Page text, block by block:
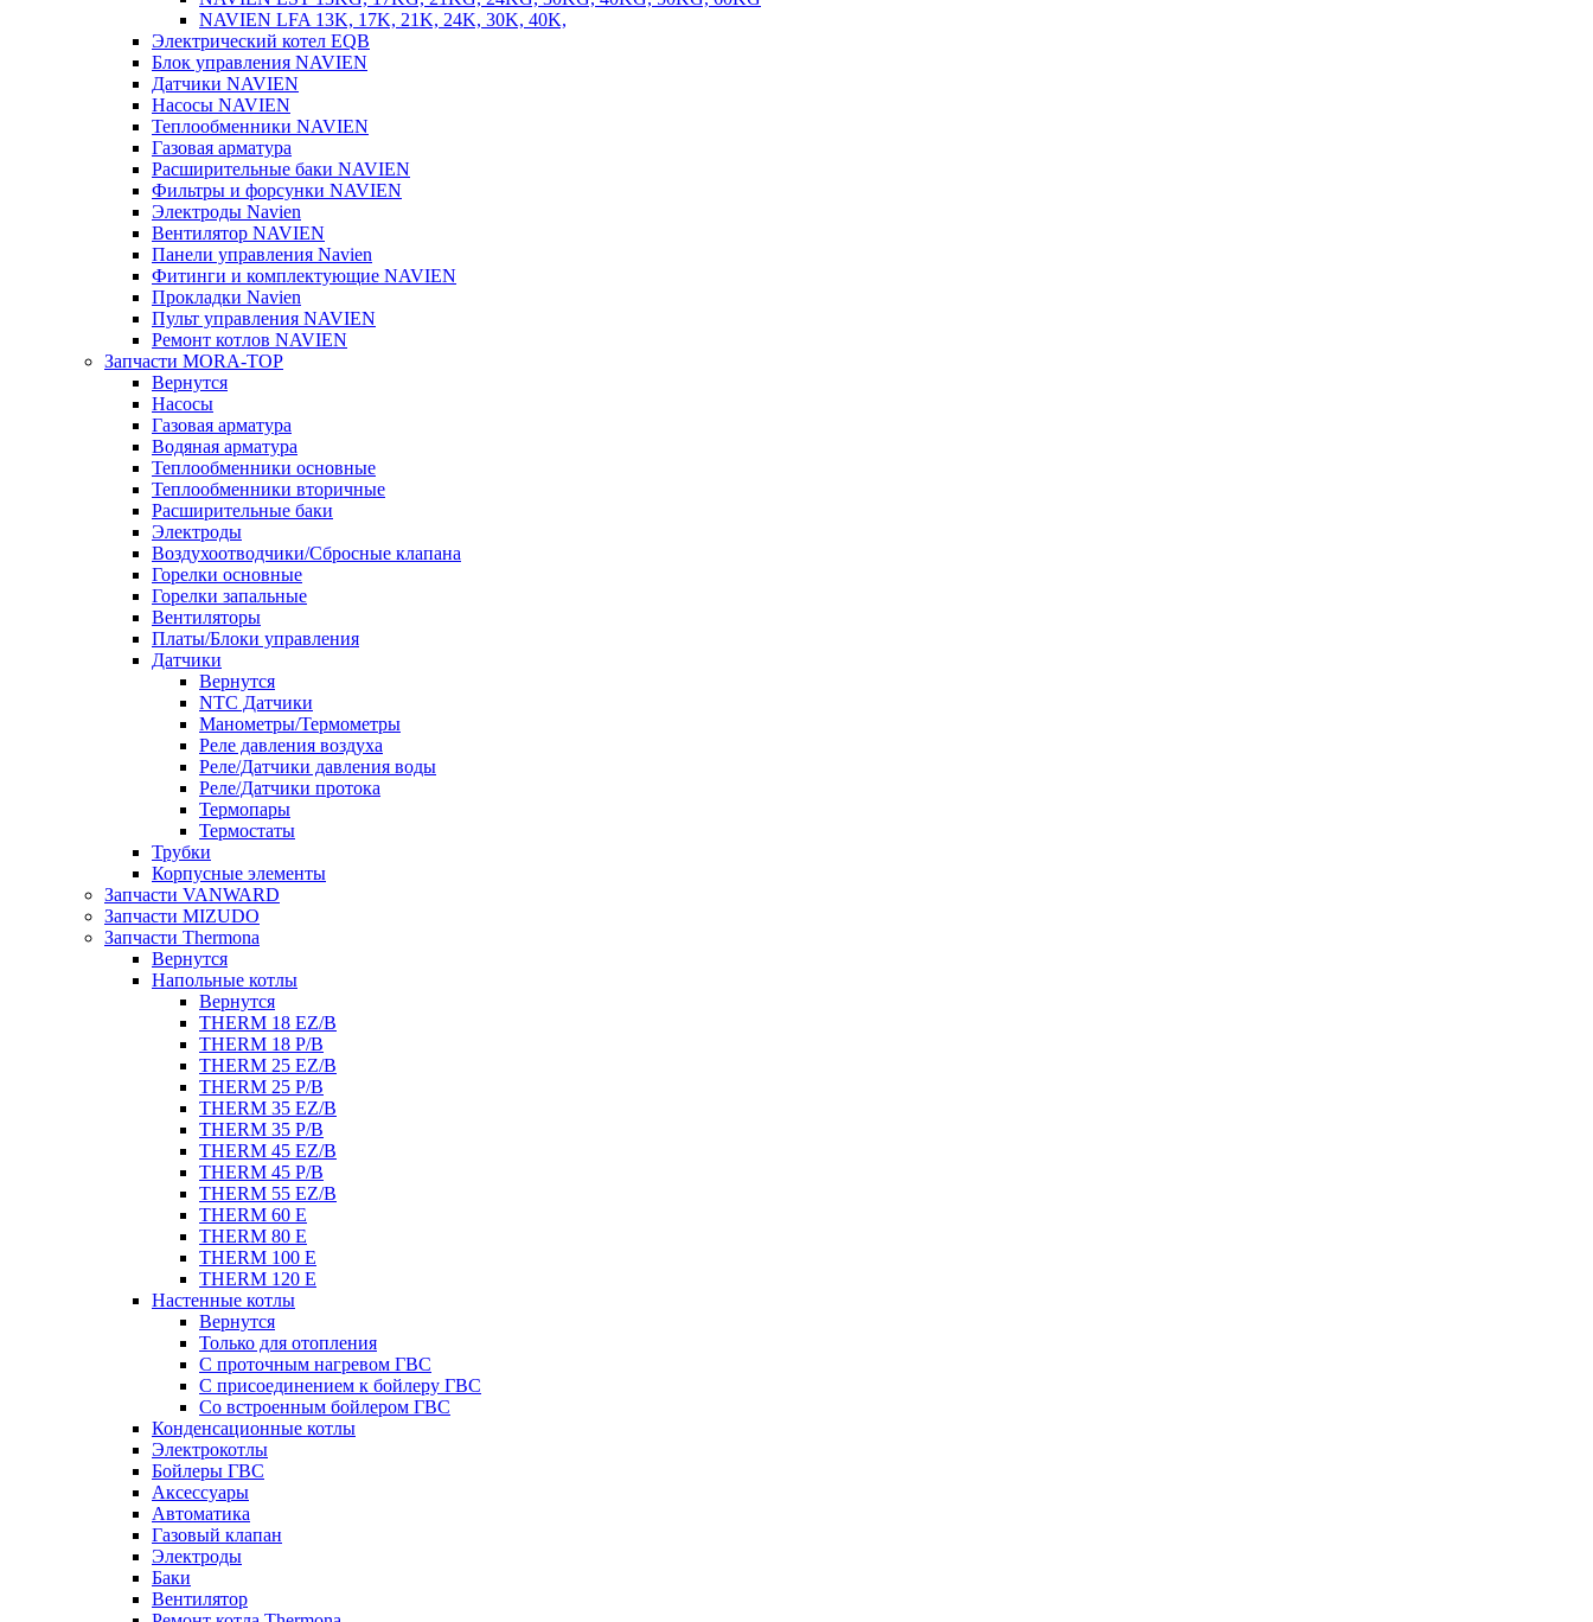
NAVIEN LFA 13K, 17K, 21K, 24K, 30K, 40K,
Электрический котел EQB
Блок управления NAVIEN
Датчики NAVIEN
Насосы NAVIEN
Теплообменники NAVIEN
Газовая арматура
Расширительные баки NAVIEN
Фильтры и форсунки NAVIEN
Электроды Navien
Вентилятор NAVIEN
Панели управления Navien
Фитинги и комплектующие NAVIEN
Прокладки Navien
Пульт управления NAVIEN
Ремонт котлов NAVIEN
Запчасти MORA-TOP
Вернутся
Насосы
Газовая арматура
Водяная арматура
Теплообменники основные
Теплообменники вторичные
Расширительные баки
Электроды
Воздухоотводчики/Сбросные клапана
Горелки основные
Горелки запальные
Вентиляторы
Платы/Блоки управления
Датчики
Вернутся
NTC Датчики
Манометры/Термометры
Реле давления воздуха
Реле/Датчики давления воды
Реле/Датчики протока
Термопары
Термостаты
Трубки
Корпусные элементы
Запчасти VANWARD
Запчасти MIZUDO
Запчасти Thermona
Вернутся
Напольные котлы
Вернутся
THERM 18 EZ/B
THERM 18 P/B
THERM 25 EZ/B
THERM 25 P/B
THERM 35 EZ/B
THERM 35 P/B
THERM 45 EZ/B
THERM 45 P/B
THERM 55 EZ/B
THERM 60 E
THERM 80 E
THERM 100 E
THERM 120 E
Настенные котлы
Вернутся
Только для отопления
С проточным нагревом ГВС
С присоединением к бойлеру ГВС
Со встроенным бойлером ГВС
Конденсационные котлы
Электрокотлы
Бойлеры ГВС
Аксессуары
Автоматика
Газовый клапан
Электроды
Баки
Вентилятор